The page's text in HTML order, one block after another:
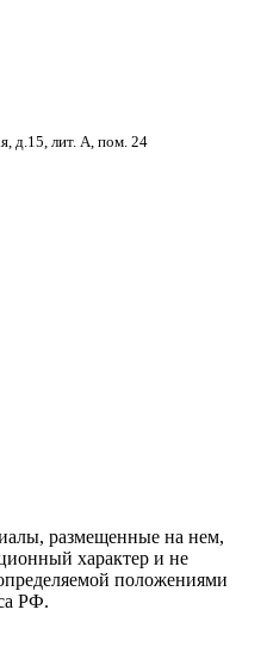
д.15, лит. А, пом. 24
размещенные на нем,
характер и не
положениями
РФ.